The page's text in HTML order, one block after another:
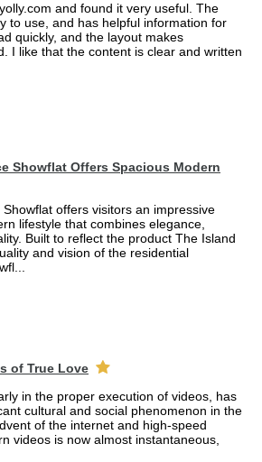
and found it very useful. The
to use, and has helpful information for
quickly, and the layout makes
I like that the content is clear and written
Showflat Offers Spacious Modern
offers visitors an impressive
lifestyle that combines elegance,
Built to reflect the product The Island
and vision of the residential
of True Love
in the proper execution of videos, has
cultural and social phenomenon in the
of the internet and high-speed
videos is now almost instantaneous,